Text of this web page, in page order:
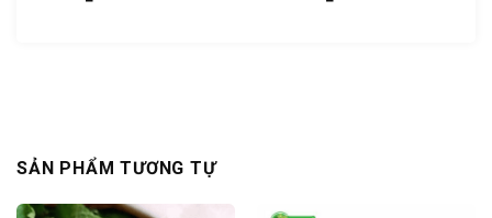
SẢN PHẨM TƯƠNG TỰ